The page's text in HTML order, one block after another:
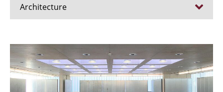
Architecture
Admission procedure 2024
Bachelor Architecture